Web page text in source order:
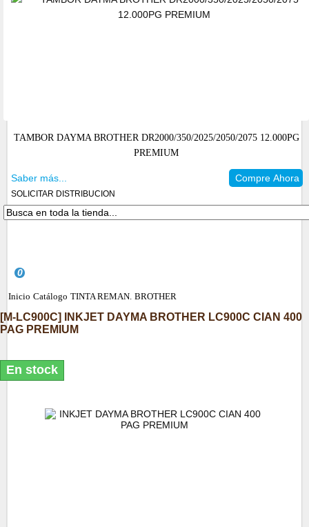
TAMBOR DAYMA BROTHER DR2000/350/2025/2050/2075 12.000PG
PREMIUM
Saber más... Compre Ahora
SOLICITAR DISTRIBUCION
0
Inicio Catálogo TINTA REMAN. BROTHER
[M-LC900C]
INKJET DAYMA BROTHER LC900C CIAN 400
PAG PREMIUM
En stock